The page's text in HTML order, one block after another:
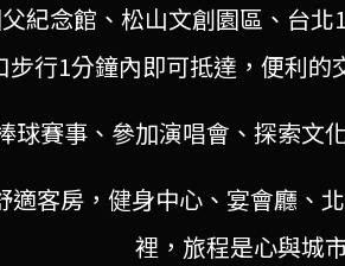
紀念館、松山文創園區、台
步行1分鐘內即可抵達，便利的
球賽事、參加演唱會、探索文
適客房，健身中心、宴會廳、
裡，旅程是心與城